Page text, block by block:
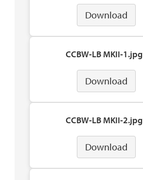
Download
CCBW-LB MKII-1.jpg
Download
CCBW-LB MKII-2.jpg
Download